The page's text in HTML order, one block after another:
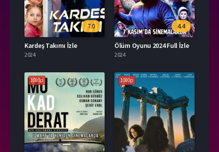
7.0
Kardeş Takımı İzle
2024
4.4
Ölüm Oyunu 2024 Full İzle
2024
1080p 1080p